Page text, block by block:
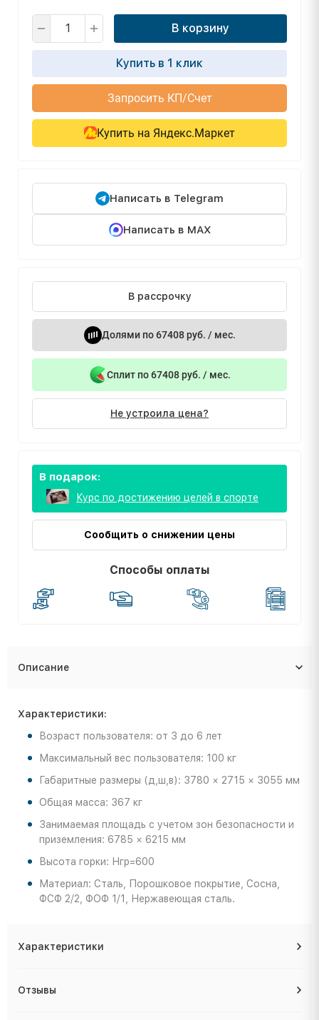
В корзину
Купить в 1 клик
Запросить КП/Счет
Купить на Яндекс.Маркет
Написать в Telegram
Написать в MAX
В рассрочку
Долями по 67408 руб. / мес.
Сплит по 67408 руб. / мес.
Не устроила цена?
В подарок:
Курс по достижению целей в спорте
Сообщить о снижении цены
Способы оплаты
Описание
Характеристики:
Возраст пользователя: от 3 до 6 лет
Максимальный вес пользователя: 100 кг
Габаритные размеры (д,ш,в): 3780 × 2715 × 3055 мм
Общая масса: 367 кг
Занимаемая площадь с учетом зон безопасности и
приземления: 6785 × 6215 мм
Высота горки: Нгр=600
Материал: Сталь, Порошковое покрытие, Сосна,
ФСФ 2/2, ФОФ 1/1, Нержавеющая сталь.
Характеристики
Отзывы